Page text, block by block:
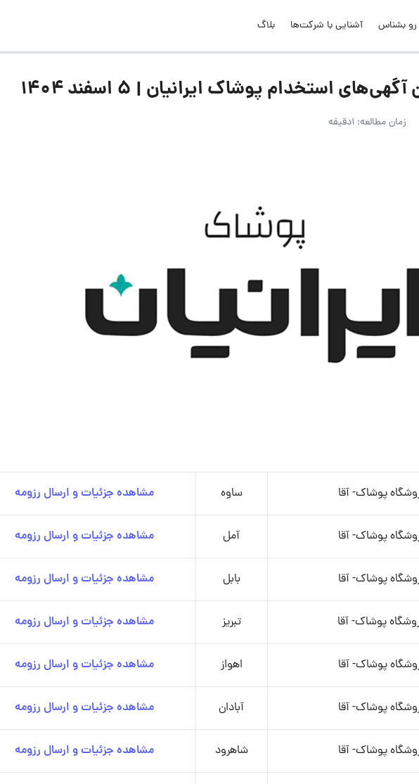
بشناس آشنایی با شرکت‌ها بلاگ
استخدام پوشاک ایرانیان | ۵ اسفند ۱۴۰۴
زمان مطالعه: 1دقیقه
پوشاک- آقا ساوه مشاهده جزئیات و ارسال رزومه
پوشاک- آقا آمل مشاهده جزئیات و ارسال رزومه
پوشاک- آقا بابل مشاهده جزئیات و ارسال رزومه
پوشاک- آقا تبریز مشاهده جزئیات و ارسال رزومه
پوشاک- آقا اهواز مشاهده جزئیات و ارسال رزومه
پوشاک- آقا آبادان مشاهده جزئیات و ارسال رزومه
پوشاک- آقا شاهرود مشاهده جزئیات و ارسال رزومه